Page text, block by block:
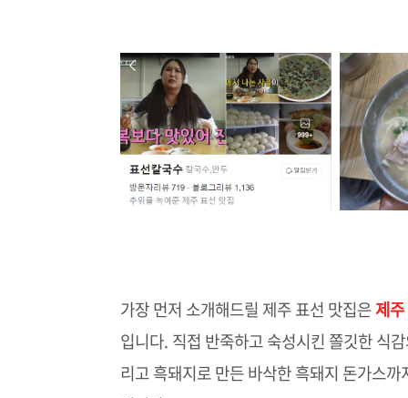
가장 먼저 소개해드릴 제주 표선 맛집은제
입니다. 직접 반죽하고 숙성시킨 쫄깃한 식
리고 흑돼지로 만든 바삭한 흑돼지 돈가스